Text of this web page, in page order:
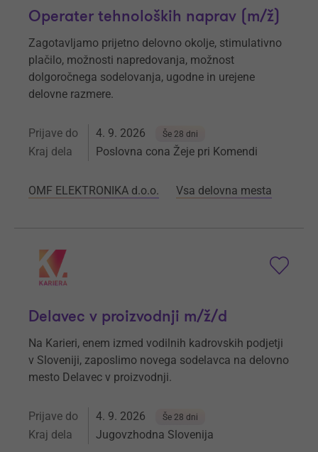
Operater tehnoloških naprav (m/ž)
Zagotavljamo prijetno delovno okolje, stimulativno
plačilo, možnosti napredovanja, možnost
dolgoročnega sodelovanja, ugodne in urejene
delovne razmere.
Prijave do 4. 9. 2026 Še 28 dni
Kraj dela Poslovna cona Žeje pri Komendi
OMF ELEKTRONIKA d.o.o. Vsa delovna mesta
Delavec v proizvodnji m/ž/d
Na Karieri, enem izmed vodilnih kadrovskih podjetji
v Sloveniji, zaposlimo novega sodelavca na delovno
mesto Delavec v proizvodnji.
Prijave do 4. 9. 2026 Še 28 dni
Kraj dela Jugovzhodna Slovenija